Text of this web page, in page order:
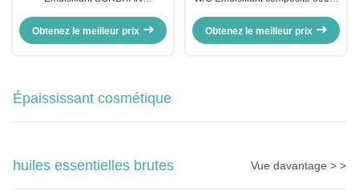
Obtenez le meilleur prix
DIPOLYHYDROXYSTÉARATE
Obtenez le meilleur prix
Épaississant cosmétique
huiles essentielles brutes Vue davantage > >